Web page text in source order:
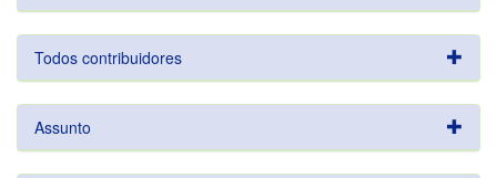
Todos contribuidores
Assunto